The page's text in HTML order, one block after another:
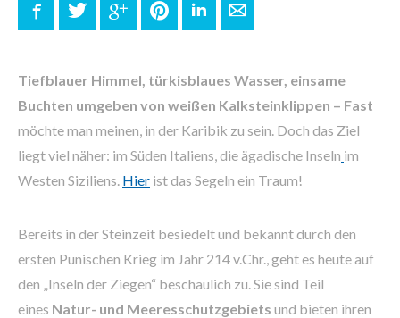
FacebookTwitter Google+ PinterestLinkedInE-mail
Tiefblauer Himmel, türkisblaues Wasser, einsame
Buchten umgeben von weißen Kalksteinklippen – Fast
möchte man meinen, in der Karibik zu sein. Doch das Ziel
liegt viel näher: im Süden Italiens, die ägadische Inseln im
Westen Siziliens. Hier ist das Segeln ein Traum!
Bereits in der Steinzeit besiedelt und bekannt durch den
ersten Punischen Krieg im Jahr 214 v.Chr., geht es heute auf
den „Inseln der Ziegen“ beschaulich zu. Sie sind Teil
eines Natur- und Meeresschutzgebiets und bieten ihren